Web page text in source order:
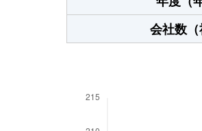
会社数（